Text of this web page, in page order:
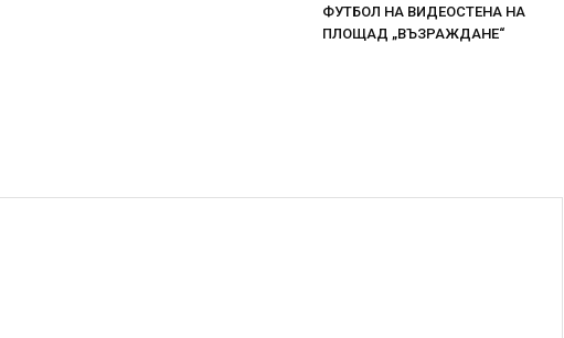
ФУТБОЛ НА ВИДЕОСТЕНА НА
ПЛОЩАД „ВЪЗРАЖДАНЕ“